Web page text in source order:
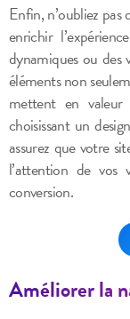
Enfin, n’oubliez
enrichir
dynamiques ou des
éléments non
mettent en valeur
choisissant un
assurez que votre
l’attention de vos
conversion.
Améliorer la